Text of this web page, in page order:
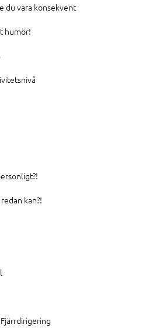
du vara konsekvent
humör!
kan?!